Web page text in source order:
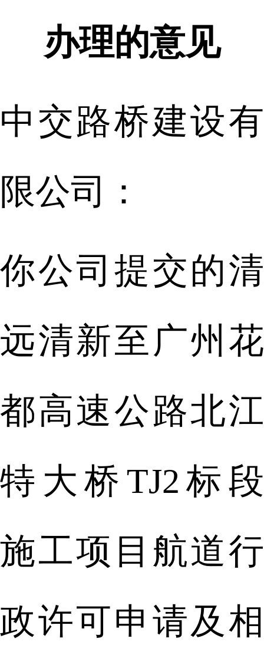
办理的意见
中交路桥建设有
限公司：
你公司提交的清
远清新至广州花
都高速公路北江
特大桥TJ2标段
施工项目航道行
政许可申请及相